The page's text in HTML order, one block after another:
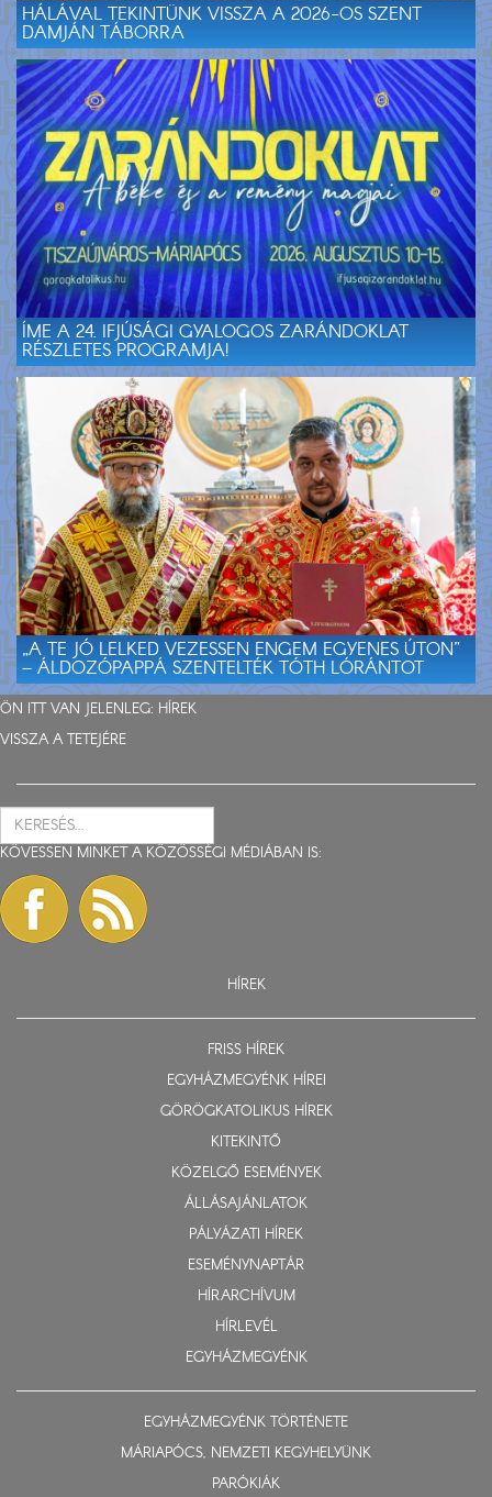
HÁLÁVAL TEKINTÜNK VISSZA A 2026-OS SZENT
DAMJÁN TÁBORRA
ÍME A 24. IFJÚSÁGI GYALOGOS ZARÁNDOKLAT
RÉSZLETES PROGRAMJA!
„A TE JÓ LELKED VEZESSEN ENGEM EGYENES ÚTON”
– ÁLDOZÓPAPPÁ SZENTELTÉK TÓTH LÓRÁNTOT
ÖN ITT VAN JELENLEG: HÍREK
VISSZA A TETEJÉRE
KÖVESSEN MINKET A KÖZÖSSÉGI MÉDIÁBAN IS:
HÍREK
FRISS HÍREK
EGYHÁZMEGYÉNK HÍREI
GÖRÖGKATOLIKUS HÍREK
KITEKINTŐ
KÖZELGŐ ESEMÉNYEK
ÁLLÁSAJÁNLATOK
PÁLYÁZATI HÍREK
ESEMÉNYNAPTÁR
HÍRARCHÍVUM
HÍRLEVÉL
EGYHÁZMEGYÉNK
EGYHÁZMEGYÉNK TÖRTÉNETE
MÁRIAPÓCS, NEMZETI KEGYHELYÜNK
PARÓKIÁK